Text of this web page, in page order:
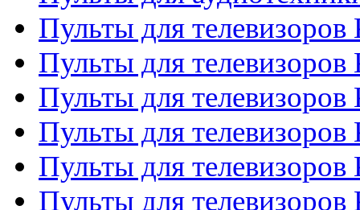
Пульты для
Пульты для телевизоров
Пульты для телевизоров
Пульты для телевизоров
Пульты для
Пульты для